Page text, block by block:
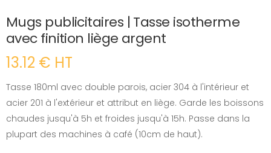
Mugs publicitaires | Tasse isotherme
avec finition liège argent
13.12 € HT
Tasse 180ml avec double parois, acier 304 à l'intérieur et
acier 201 à l'extérieur et attribut en liège. Garde les boissons
chaudes jusqu'à 5h et froides jusqu'à 15h. Passe dans la
plupart des machines à café (10cm de haut).